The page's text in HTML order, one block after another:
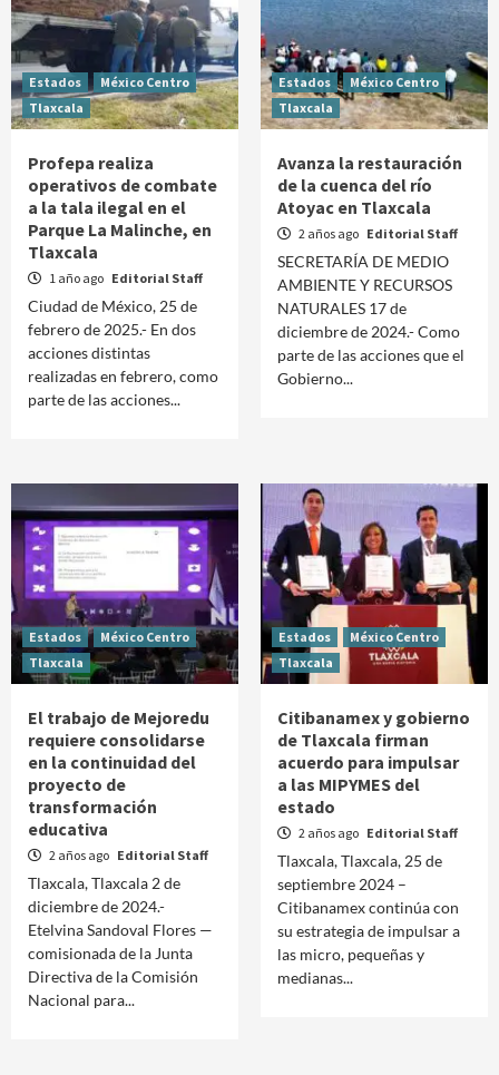
Estados
México Centro
Tlaxcala
Profepa realiza
operativos de combate
a la tala ilegal en el
Parque La Malinche, en
Tlaxcala
1 año ago Editorial Staff
Ciudad de México, 25 de
febrero de 2025.- En dos
acciones distintas
realizadas en febrero, como
parte de las acciones...
Estados
México Centro
Tlaxcala
Avanza la restauración
de la cuenca del río
Atoyac en Tlaxcala
2 años ago Editorial Staff
SECRETARÍA DE MEDIO
AMBIENTE Y RECURSOS
NATURALES 17 de
diciembre de 2024.- Como
parte de las acciones que el
Gobierno...
Estados
México Centro
Tlaxcala
El trabajo de Mejoredu
requiere consolidarse
en la continuidad del
proyecto de
transformación
educativa
2 años ago Editorial Staff
Tlaxcala, Tlaxcala 2 de
diciembre de 2024.-
Etelvina Sandoval Flores —
comisionada de la Junta
Directiva de la Comisión
Nacional para...
Estados
México Centro
Tlaxcala
Citibanamex y gobierno
de Tlaxcala firman
acuerdo para impulsar
a las MIPYMES del
estado
2 años ago Editorial Staff
Tlaxcala, Tlaxcala, 25 de
septiembre 2024 –
Citibanamex continúa con
su estrategia de impulsar a
las micro, pequeñas y
medianas...